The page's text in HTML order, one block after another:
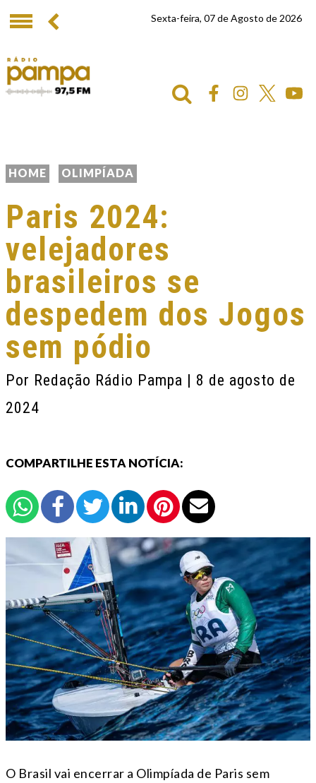
Sexta-feira, 07 de Agosto de 2026
HOME OLIMPÍADA
Paris 2024:
velejadores
brasileiros se
despedem dos Jogos
sem pódio
Por Redação Rádio Pampa | 8 de agosto de
2024
COMPARTILHE ESTA NOTÍCIA:
O Brasil vai encerrar a Olimpíada de Paris sem